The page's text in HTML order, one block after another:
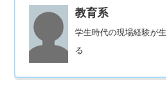
教育系
学生時代の現場経験が
る